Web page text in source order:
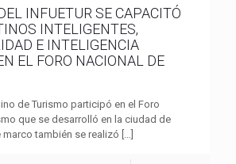
INFUETUR SE CAPACITÓ
INTELIGENTES,
E INTELIGENCIA
EL FORO NACIONAL DE
de Turismo participó en el Foro
que se desarrolló en la ciudad de
marco también se realizó […]